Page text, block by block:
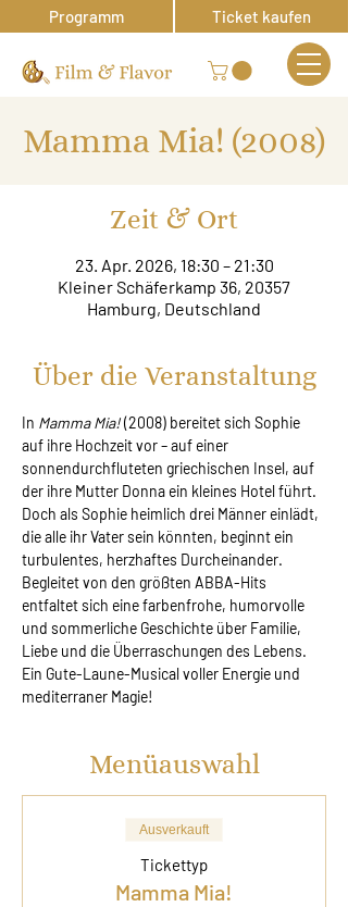
Programm Ticket kaufen
Mamma Mia! (2008)
Zeit & Ort
23. Apr. 2026, 18:30 – 21:30
Kleiner Schäferkamp 36, 20357
Hamburg, Deutschland
Über die Veranstaltung
In Mamma Mia! (2008) bereitet sich Sophie
auf ihre Hochzeit vor – auf einer
sonnendurchfluteten griechischen Insel, auf
der ihre Mutter Donna ein kleines Hotel führt.
Doch als Sophie heimlich drei Männer einlädt,
die alle ihr Vater sein könnten, beginnt ein
turbulentes, herzhaftes Durcheinander.
Begleitet von den größten ABBA-Hits
entfaltet sich eine farbenfrohe, humorvolle
und sommerliche Geschichte über Familie,
Liebe und die Überraschungen des Lebens.
Ein Gute-Laune-Musical voller Energie und
mediterraner Magie!
Menüauswahl
Ausverkauft
Tickettyp
Mamma Mia!